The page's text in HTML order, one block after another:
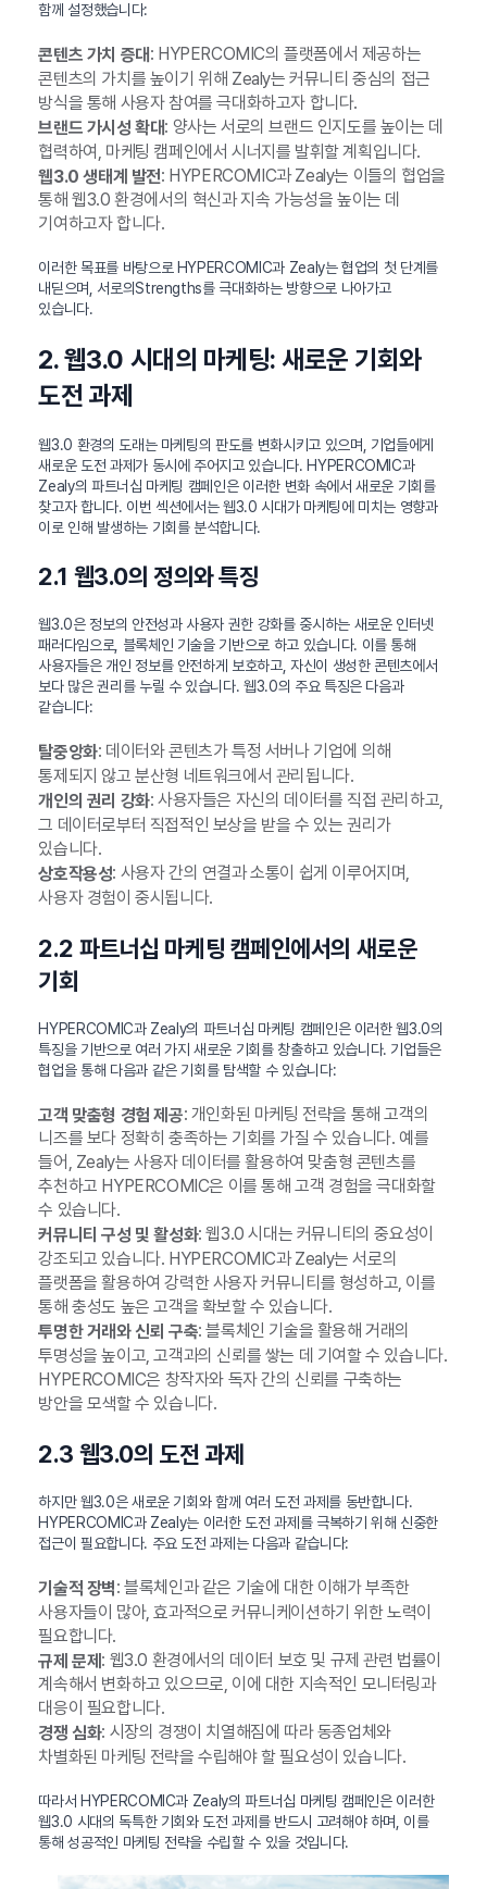
함께 설정했습니다:
콘텐츠 가치 증대: HYPERCOMIC의 플랫폼에서 제공하는
콘텐츠의 가치를 높이기 위해 Zealy는 커뮤니티 중심의 접근
방식을 통해 사용자 참여를 극대화하고자 합니다.
브랜드 가시성 확대: 양사는 서로의 브랜드 인지도를 높이는 데
협력하여, 마케팅 캠페인에서 시너지를 발휘할 계획입니다.
웹3.0 생태계 발전: HYPERCOMIC과 Zealy는 이들의 협업을
통해 웹3.0 환경에서의 혁신과 지속 가능성을 높이는 데
기여하고자 합니다.
이러한 목표를 바탕으로 HYPERCOMIC과 Zealy는 협업의 첫 단계를
내딛으며, 서로의Strengths를 극대화하는 방향으로 나아가고
있습니다.
2. 웹3.0 시대의 마케팅: 새로운 기회와
도전 과제
웹3.0 환경의 도래는 마케팅의 판도를 변화시키고 있으며, 기업들에게
새로운 도전 과제가 동시에 주어지고 있습니다. HYPERCOMIC과
Zealy의 파트너십 마케팅 캠페인은 이러한 변화 속에서 새로운 기회를
찾고자 합니다. 이번 섹션에서는 웹3.0 시대가 마케팅에 미치는 영향과
이로 인해 발생하는 기회를 분석합니다.
2.1 웹3.0의 정의와 특징
웹3.0은 정보의 안전성과 사용자 권한 강화를 중시하는 새로운 인터넷
패러다임으로, 블록체인 기술을 기반으로 하고 있습니다. 이를 통해
사용자들은 개인 정보를 안전하게 보호하고, 자신이 생성한 콘텐츠에서
보다 많은 권리를 누릴 수 있습니다. 웹3.0의 주요 특징은 다음과
같습니다:
탈중앙화: 데이터와 콘텐츠가 특정 서버나 기업에 의해
통제되지 않고 분산형 네트워크에서 관리됩니다.
개인의 권리 강화: 사용자들은 자신의 데이터를 직접 관리하고,
그 데이터로부터 직접적인 보상을 받을 수 있는 권리가
있습니다.
상호작용성: 사용자 간의 연결과 소통이 쉽게 이루어지며,
사용자 경험이 중시됩니다.
2.2 파트너십 마케팅 캠페인에서의 새로운
기회
HYPERCOMIC과 Zealy의 파트너십 마케팅 캠페인은 이러한 웹3.0의
특징을 기반으로 여러 가지 새로운 기회를 창출하고 있습니다. 기업들은
협업을 통해 다음과 같은 기회를 탐색할 수 있습니다:
고객 맞춤형 경험 제공: 개인화된 마케팅 전략을 통해 고객의
니즈를 보다 정확히 충족하는 기회를 가질 수 있습니다. 예를
들어, Zealy는 사용자 데이터를 활용하여 맞춤형 콘텐츠를
추천하고 HYPERCOMIC은 이를 통해 고객 경험을 극대화할
수 있습니다.
커뮤니티 구성 및 활성화: 웹3.0 시대는 커뮤니티의 중요성이
강조되고 있습니다. HYPERCOMIC과 Zealy는 서로의
플랫폼을 활용하여 강력한 사용자 커뮤니티를 형성하고, 이를
통해 충성도 높은 고객을 확보할 수 있습니다.
투명한 거래와 신뢰 구축: 블록체인 기술을 활용해 거래의
투명성을 높이고, 고객과의 신뢰를 쌓는 데 기여할 수 있습니다.
HYPERCOMIC은 창작자와 독자 간의 신뢰를 구축하는
방안을 모색할 수 있습니다.
2.3 웹3.0의 도전 과제
하지만 웹3.0은 새로운 기회와 함께 여러 도전 과제를 동반합니다.
HYPERCOMIC과 Zealy는 이러한 도전 과제를 극복하기 위해 신중한
접근이 필요합니다. 주요 도전 과제는 다음과 같습니다:
기술적 장벽: 블록체인과 같은 기술에 대한 이해가 부족한
사용자들이 많아, 효과적으로 커뮤니케이션하기 위한 노력이
필요합니다.
규제 문제 : 웹3.0 환경에서의 데이터 보호 및 규제 관련 법률이
계속해서 변화하고 있으므로, 이에 대한 지속적인 모니터링과
대응이 필요합니다.
경쟁 심화: 시장의 경쟁이 치열해짐에 따라 동종업체와
차별화된 마케팅 전략을 수립해야 할 필요성이 있습니다.
따라서 HYPERCOMIC과 Zealy의 파트너십 마케팅 캠페인은 이러한
웹3.0 시대의 독특한 기회와 도전 과제를 반드시 고려해야 하며, 이를
통해 성공적인 마케팅 전략을 수립할 수 있을 것입니다.